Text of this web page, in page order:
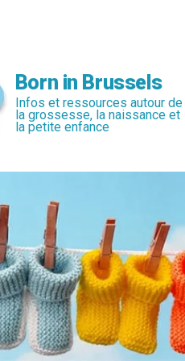
Born in Brussels
Infos et ressources autour de
la grossesse, la naissance et
la petite enfance